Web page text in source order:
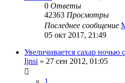
0 Ответы
42363 Просмотры
Последнее сообщение
05 окт 2017, 21:49
Увеличивается сахар
Ijnsi » 27 сен 2012, 01:05
1